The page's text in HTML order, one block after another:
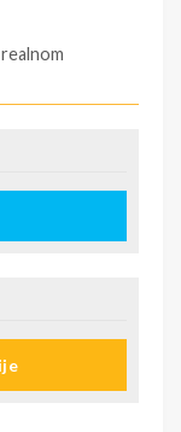
smeštajnoj
sadržaja
recepciji
da putnik
je
krevetac za